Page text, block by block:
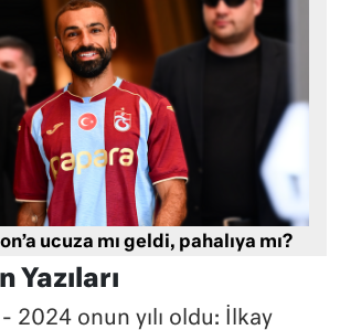
ucuza mı geldi, pahalıya mı?
Yazıları
2024 onun yılı oldu: İlkay